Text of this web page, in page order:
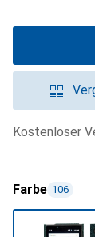
kostenloser
Farbe 106